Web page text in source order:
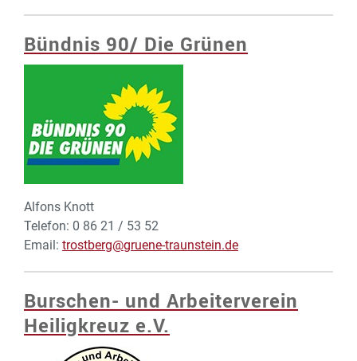
Bündnis 90/ Die Grünen
Alfons Knott
Telefon: 0 86 21 / 53 52
Email: trostberg@gruene-traunstein.de
Burschen- und Arbeiterverein
Heiligkreuz e.V.